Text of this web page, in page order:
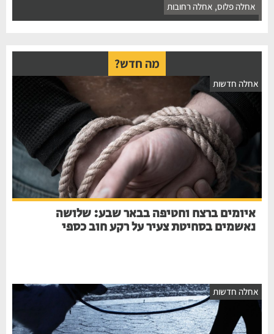
אחלה פלוס ,אחלה רחובות
מה חדש?
חדשות
איומים ברצח וחטיפה בבאר שבע: שלושה
נאשמים בסחיטת צעיר על רקע חוב כספי
חדשות